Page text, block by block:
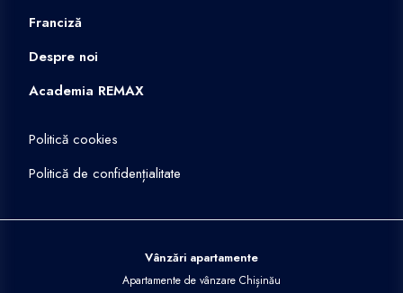
Franciză
Despre noi
Academia REMAX
Politică cookies
Politică de confidențialitate
Vânzări apartamente
Apartamente de vânzare Chișinău